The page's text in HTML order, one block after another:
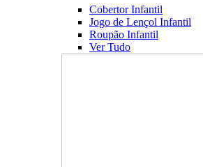
Cobertor Infantil
Jogo de Lençol Infantil
Roupão Infantil
Ver Tudo